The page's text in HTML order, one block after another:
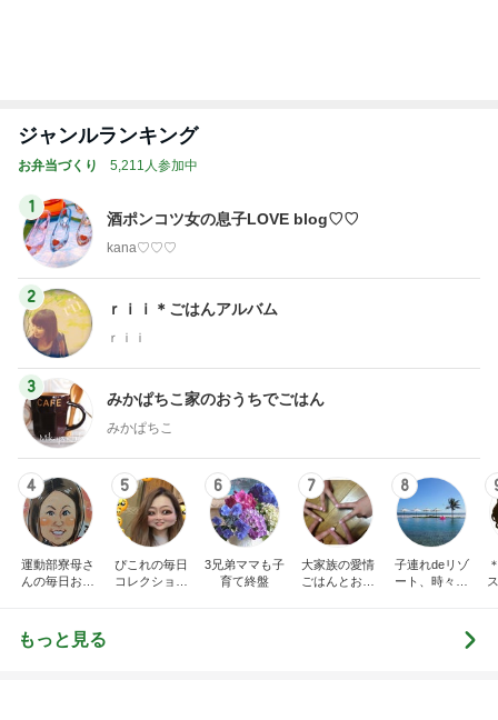
ジャンルランキング
お弁当づくり 5,211人参加中
1
酒ポンコツ女の息子LOVE blog♡♡
kana♡♡♡
2
ｒｉｉ＊ごはんアルバム
ｒｉｉ
3
みかぱちこ家のおうちでごはん
みかぱちこ
4
運動部寮母さ
んの毎日お弁
5
ぴこれの毎日
コレクション
6
3兄弟ママも子
育て終盤
7
大家族の愛情
ごはんとお弁
8
子連れdeリゾ
ート、時々キ
もっと見る